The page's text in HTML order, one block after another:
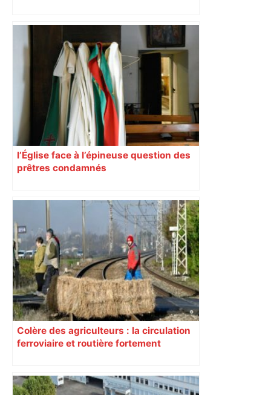
ENTRETIEN. Municipales 2026 à
Toulouse : sous le feu des critiques,
Briançon assume son alliance avec
Piquemal, "ce n’est pas un accord de
postes" – ladepeche.fr
l’Église face à l’épineuse question des
prêtres condamnés
Colère des agriculteurs : la circulation
ferroviaire et routière fortement